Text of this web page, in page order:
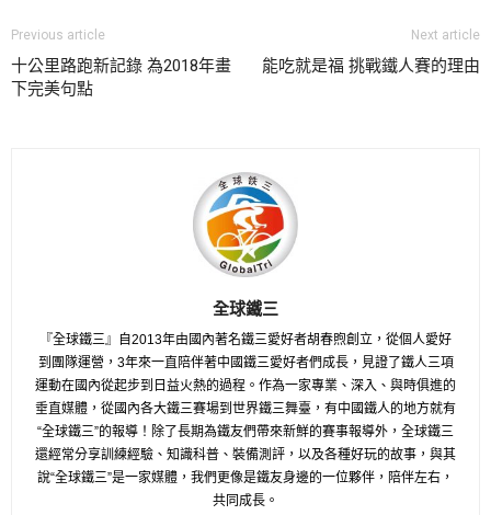
Previous article
十公里路跑新記錄 為2018年畫
下完美句點
Next article
能吃就是福 挑戰鐵人賽的理由
全球鐵三
『全球鐵三』自2013年由國內著名鐵三愛好者胡春煦創立，從個人愛好
到團隊運營，3年來一直陪伴著中國鐵三愛好者們成長，見證了鐵人三項
運動在國內從起步到日益火熱的過程。作為一家專業、深入、與時俱進的
垂直媒體，從國內各大鐵三賽場到世界鐵三舞臺，有中國鐵人的地方就有
“全球鐵三”的報導！除了長期為鐵友們帶來新鮮的賽事報導外，全球鐵三
還經常分享訓練經驗、知識科普、裝備測評，以及各種好玩的故事，與其
說“全球鐵三”是一家媒體，我們更像是鐵友身邊的一位夥伴，陪伴左右，
共同成長。